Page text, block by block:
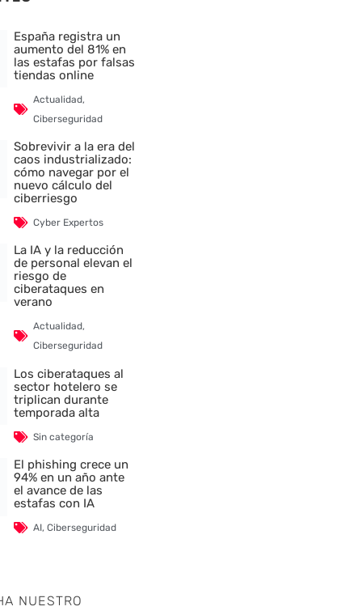
España registra un
aumento del 81% en
las estafas por falsas
tiendas online
Actualidad,
Ciberseguridad
Sobrevivir a la era del
caos industrializado:
cómo navegar por el
nuevo cálculo del
ciberriesgo
Cyber Expertos
La IA y la reducción
de personal elevan el
riesgo de
ciberataques en
verano
Actualidad,
Ciberseguridad
Los ciberataques al
sector hotelero se
triplican durante
temporada alta
Sin categoría
El phishing crece un
94% en un año ante
el avance de las
estafas con IA
AI,Ciberseguridad
NUESTRO